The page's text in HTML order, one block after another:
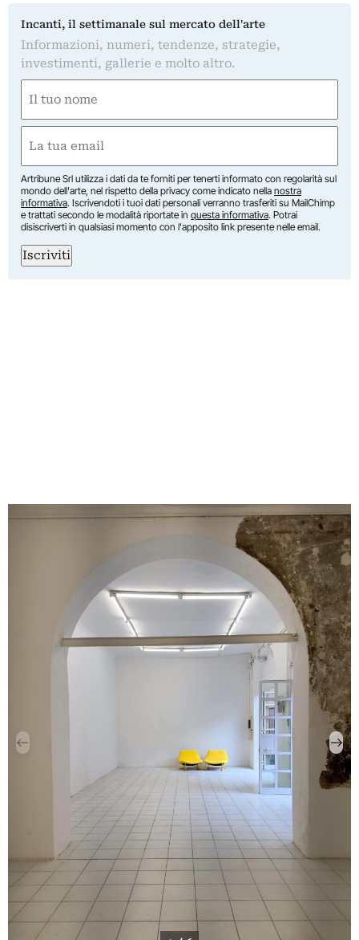
Incanti, il settimanale sul mercato dell'arte
Informazioni, numeri, tendenze, strategie,
investimenti, gallerie e molto altro.
(Obbligatorio)
Nome
(Obbligatorio)
Artribune Srl utilizza i dati da te forniti per tenerti informato con regolarità sul
mondo dell'arte, nel rispetto della privacy come indicato nella nostra
informativa. Iscrivendoti i tuoi dati personali verranno trasferiti su MailChimp
e trattati secondo le modalità riportate in questa informativa. Potrai
disiscriverti in qualsiasi momento con l'apposito link presente nelle email.
Iscriviti